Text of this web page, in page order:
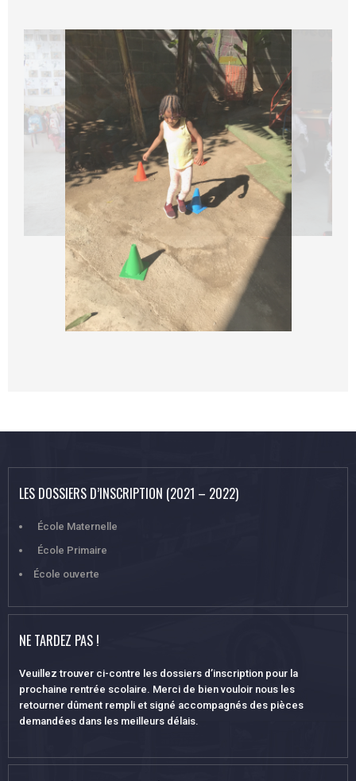
LES DOSSIERS D’INSCRIPTION (2021 – 2022)
École Maternelle
École Primaire
École ouverte
NE TARDEZ PAS !
Veuillez trouver ci-contre les dossiers d’inscription pour la
prochaine rentrée scolaire. Merci de bien vouloir nous les
retourner dûment rempli et signé accompagnés des pièces
demandées dans les meilleurs délais.